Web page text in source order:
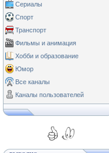
Сериалы
Спорт
Транспорт
Фильмы и анимация
Хобби и образование
Юмор
Все каналы
Каналы пользователей